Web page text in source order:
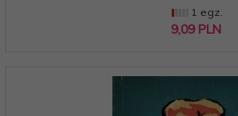
1 egz.
9,09 PLN